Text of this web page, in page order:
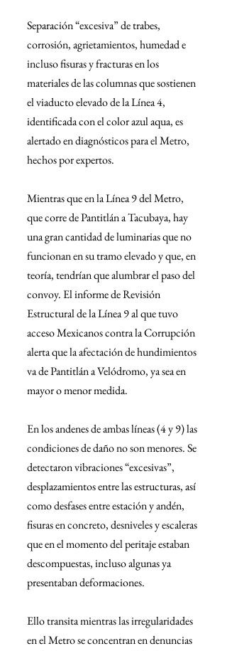
Separación “excesiva” de trabes,
corrosión, agrietamientos, humedad e
incluso fisuras y fracturas en los
materiales de las columnas que sostienen
el viaducto elevado de la Línea 4,
identificada con el color azul aqua, es
alertado en diagnósticos para el Metro,
hechos por expertos.
Mientras que en la Línea 9 del Metro,
que corre de Pantitlán a Tacubaya, hay
una gran cantidad de luminarias que no
funcionan en su tramo elevado y que, en
teoría, tendrían que alumbrar el paso del
convoy. El informe de Revisión
Estructural de la Línea 9 al que tuvo
acceso Mexicanos contra la Corrupción
alerta que la afectación de hundimientos
va de Pantitlán a Velódromo, ya sea en
mayor o menor medida.
En los andenes de ambas líneas (4 y 9) las
condiciones de daño no son menores. Se
detectaron vibraciones “excesivas”,
desplazamientos entre las estructuras, así
como desfases entre estación y andén,
fisuras en concreto, desniveles y escaleras
que en el momento del peritaje estaban
descompuestas, incluso algunas ya
presentaban deformaciones.
Ello transita mientras las irregularidades
en el Metro se concentran en denuncias